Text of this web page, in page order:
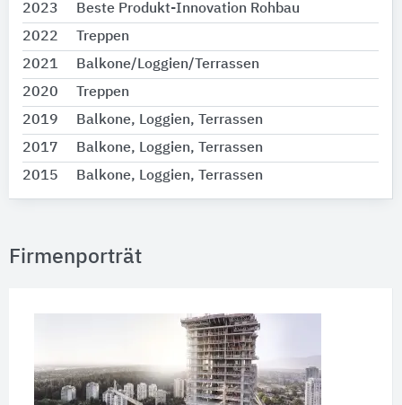
2023
Beste Produkt-Innovation Rohbau
2022
Treppen
2021
Balkone/Loggien/Terrassen
2020
Treppen
2019
Balkone, Loggien, Terrassen
2017
Balkone, Loggien, Terrassen
2015
Balkone, Loggien, Terrassen
Firmenporträt